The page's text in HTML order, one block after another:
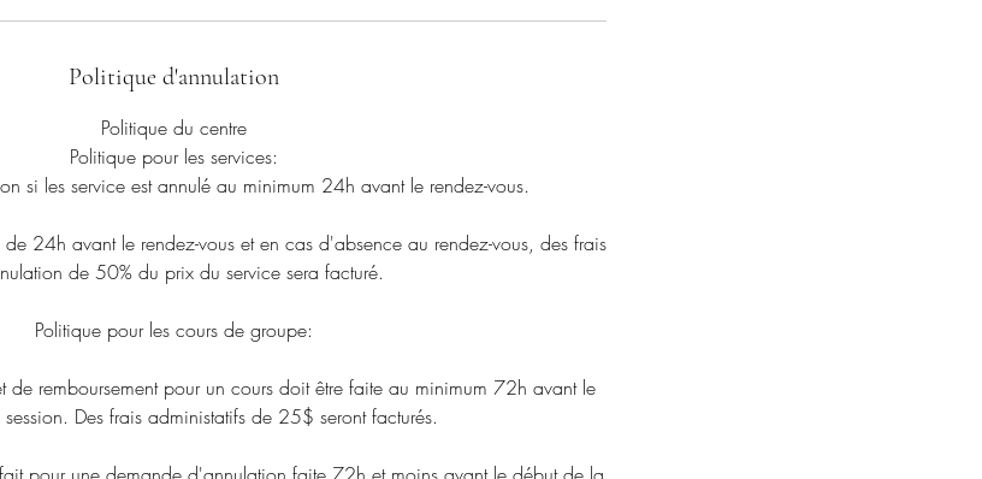
Politique d'annulation
Politique du centre
Politique pour les services:
si les service est annulé au minimum 24h avant le rendez-vous.
24h avant le rendez-vous et en cas d'absence au rendez-vous, des frais
de 50% du prix du service sera facturé.
​Politique pour les cours de groupe:
de remboursement pour un cours doit être faite au minimum 72h avant le
Des frais administatifs de 25$ seront facturés.